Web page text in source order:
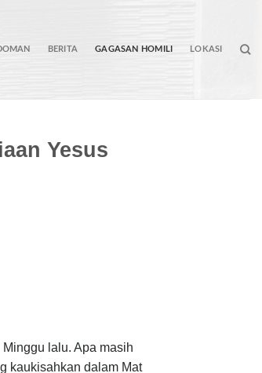
BERITA GAGASAN HOMILI LOKASI
Yesus
lalu. Apa masih
kaukisahkan dalam Mat